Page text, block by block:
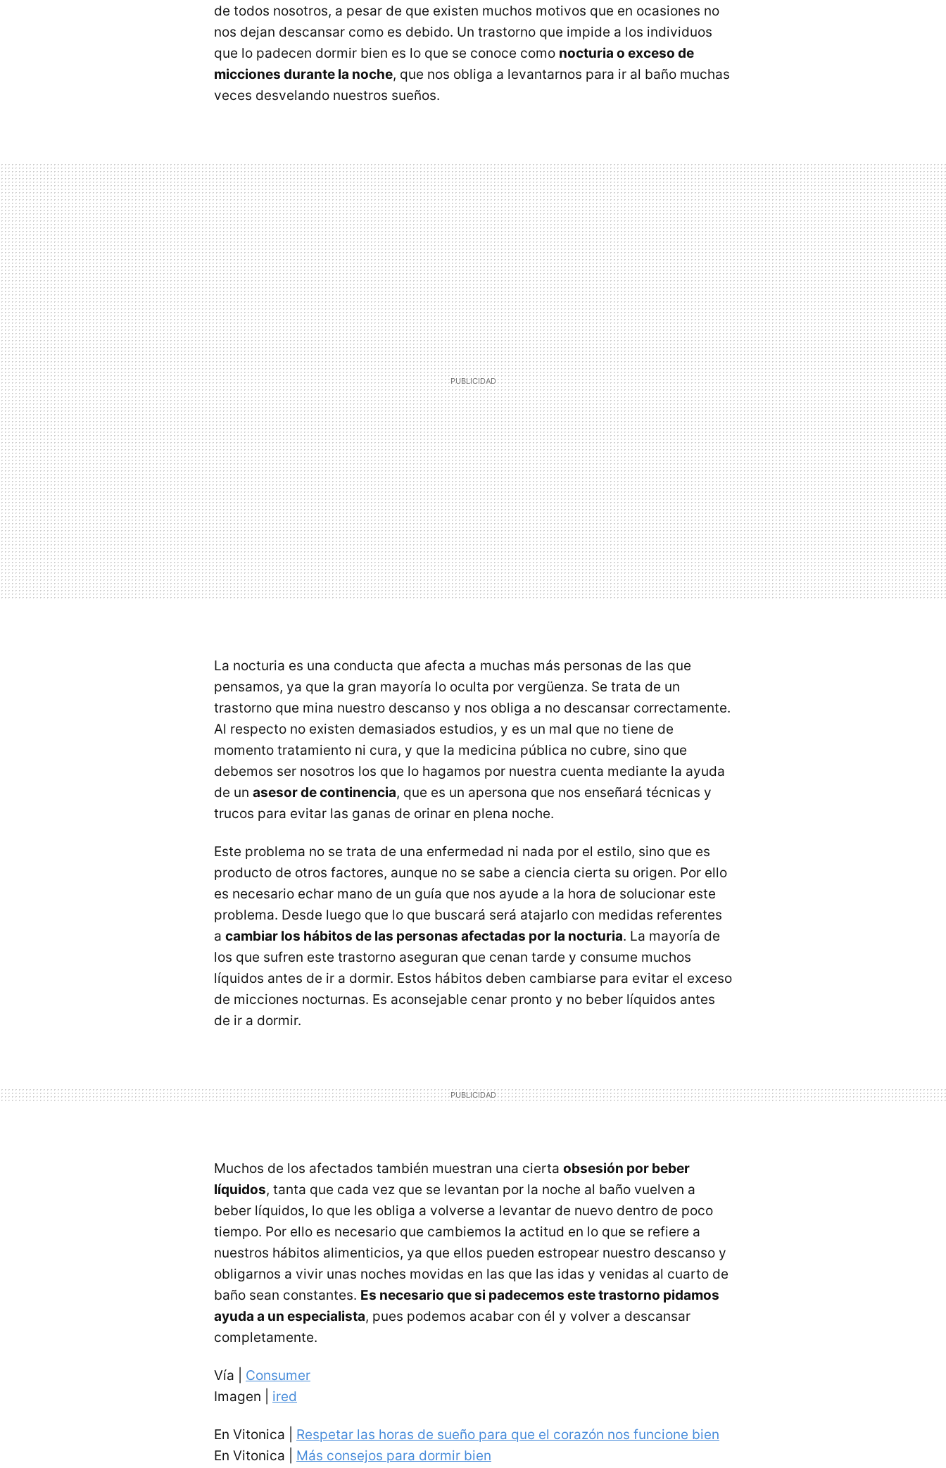
de todos nosotros, a pesar de que existen muchos motivos que en ocasiones no
nos dejan descansar como es debido. Un trastorno que impide a los individuos
que lo padecen dormir bien es lo que se conoce como nocturia o exceso de
micciones durante la noche, que nos obliga a levantarnos para ir al baño muchas
veces desvelando nuestros sueños.
La nocturia es una conducta que afecta a muchas más personas de las que
pensamos, ya que la gran mayoría lo oculta por vergüenza. Se trata de un
trastorno que mina nuestro descanso y nos obliga a no descansar correctamente.
Al respecto no existen demasiados estudios, y es un mal que no tiene de
momento tratamiento ni cura, y que la medicina pública no cubre, sino que
debemos ser nosotros los que lo hagamos por nuestra cuenta mediante la ayuda
de un asesor de continencia, que es un apersona que nos enseñará técnicas y
trucos para evitar las ganas de orinar en plena noche.
Este problema no se trata de una enfermedad ni nada por el estilo, sino que es
producto de otros factores, aunque no se sabe a ciencia cierta su origen. Por ello
es necesario echar mano de un guía que nos ayude a la hora de solucionar este
problema. Desde luego que lo que buscará será atajarlo con medidas referentes
a cambiar los hábitos de las personas afectadas por la nocturia. La mayoría de
los que sufren este trastorno aseguran que cenan tarde y consume muchos
líquidos antes de ir a dormir. Estos hábitos deben cambiarse para evitar el exceso
de micciones nocturnas. Es aconsejable cenar pronto y no beber líquidos antes
de ir a dormir.
Muchos de los afectados también muestran una cierta obsesión por beber
líquidos, tanta que cada vez que se levantan por la noche al baño vuelven a
beber líquidos, lo que les obliga a volverse a levantar de nuevo dentro de poco
tiempo. Por ello es necesario que cambiemos la actitud en lo que se refiere a
nuestros hábitos alimenticios, ya que ellos pueden estropear nuestro descanso y
obligarnos a vivir unas noches movidas en las que las idas y venidas al cuarto de
baño sean constantes. Es necesario que si padecemos este trastorno pidamos
ayuda a un especialista, pues podemos acabar con él y volver a descansar
completamente.
Vía | Consumer
Imagen | ired
En Vitonica | Respetar las horas de sueño para que el corazón nos funcione bien
En Vitonica | Más consejos para dormir bien